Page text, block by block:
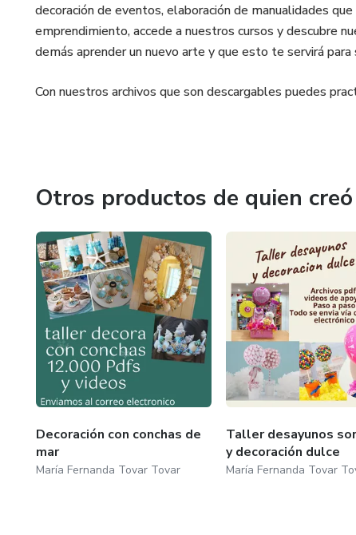
decoración de eventos, elaboración de manualidades
emprendimiento, accede a nuestros cursos y descubre
demás aprender un nuevo arte y que esto te servirá para
Con nuestros archivos que son descargables puedes
Otros productos de quien
Decoración con conchas de
mar
María Fernanda Tovar Tovar
Taller desayunos
y decoración dulce
María Fernanda Tovar